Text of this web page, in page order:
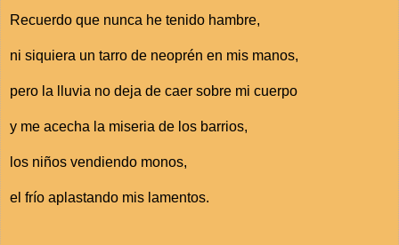
Recuerdo que nunca he tenido hambre,
ni siquiera un tarro de neoprén en mis manos,
pero la lluvia no deja de caer sobre mi cuerpo
y me acecha la miseria de los barrios,
los niños vendiendo monos,
el frío aplastando mis lamentos.